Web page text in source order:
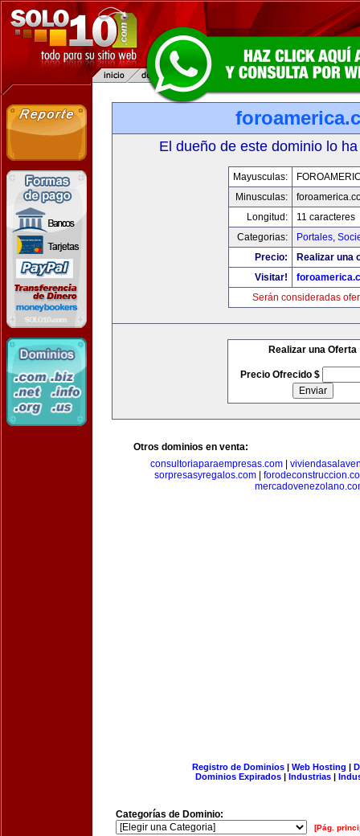
El dueño de este dominio lo
Mayusculas:
Minusculas:
Longitud:
11 caracteres
Categorias:
Portales,
Precio:
Realizar una
Visitar!
Serán consideradas
Realizar una Oferta
Precio Ofrecido $
Otros dominios en venta:
consultoriaparaempresas.com|
sorpresasyregalos.com|
Registro de Dominios| Web Hosting |
Dominios Expirados | Industrias |
Categorías de Dominio:
[Pág.